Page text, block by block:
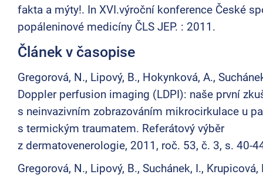
fakta a mýty!. In XVI.výroční konference České
popáleninové medicíny ČLS JEP. : 2011.
Článek v časopise
Gregorová, N., Lipový, B., Hokynková, A.,
Doppler perfusion imaging (LDPI): naše první
s neinvazivním zobrazováním mikrocirkulace u
s termickým traumatem. Referátový výběr
z dermatovenerologie, 2011, roč. 53, č. 3, s. 40-
Gregorová, N., Lipový, B., Suchánek, I., Krupicová,